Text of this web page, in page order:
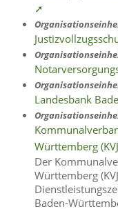
➚
Landesbank
Württemberg
Der
Württemberg
Baden-